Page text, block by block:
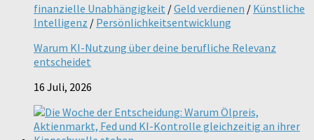
finanzielle Unabhängigkeit /Geld verdienen / Künstliche
Intelligenz / Persönlichkeitsentwicklung
Warum KI-Nutzung über deine berufliche Relevanz
entscheidet
16 Juli, 2026